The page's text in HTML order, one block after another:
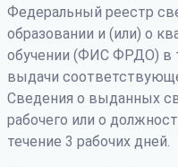
Федеральный реестр
образовании и (или) о
обучении (ФИС ФРДО) в
выдачи
Сведения о выданных
рабочего или о
течение 3 рабочих дней.